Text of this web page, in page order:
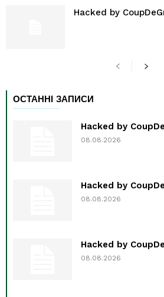
Hacked by
ОСТАННІ ЗАПИСИ
Hacked by
08.08.2026
Hacked by
08.08.2026
Hacked by
08.08.2026